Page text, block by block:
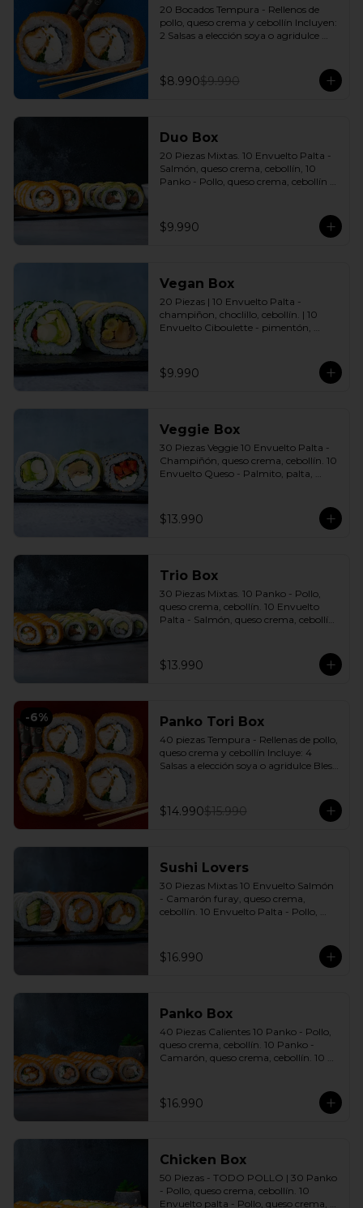
20 Bocados Tempura - Rellenos de
pollo, queso crema y cebollín Incluyen:
2 Salsas a elección soya o agridulce
$8.990$9.990
Duo Box
20 Piezas Mixtas. 10 Envuelto Palta -
Salmón, queso crema, cebollín, 10
Panko - Pollo, queso crema, cebollín
$9.990
Vegan Box
20 Piezas | 10 Envuelto Palta -
champiñon, choclillo, cebollín. | 10
Envuelto Ciboulette - pimentón,
palitos
$9.990
Veggie Box
30 Piezas Veggie 10 Envuelto Palta -
Champiñón, queso crema, cebollín. 10
Envuelto Queso - Palmito, palta,
Incluye: 3 Salsas a elección soya o
agridulce Bless + 2 palitos
$13.990
Trio Box
30 Piezas Mixtas. 10 Panko - Pollo,
queso crema, cebollín. 10 Envuelto
Palta - Salmón, queso crema, cebollín.
agridulce Bless + 2 palitos
$13.990
-6% Panko Tori Box
40 piezas Tempura - Rellenas de pollo,
queso crema y cebollín Incluye: 4
Salsas a elección soya o agridulce Bless
$14.990$15.990
Sushi Lovers
30 Piezas Mixtas 10 Envuelto Salmón
- Camarón furay, queso crema,
cebollín. 10 Envuelto Palta - Pollo,
Incluye: 3 Salsas a elección soya o
agridulce Bless + 2 palitos
$16.990
Panko Box
40 Piezas Calientes 10 Panko - Pollo,
queso crema, cebollín. 10 Panko -
Camarón, queso crema, cebollín. 10
queso crema, cebollín. Incluye: 4 Salsas
a elección soya o agridulce Bless + 2
$16.990
Chicken Box
50 Piezas - TODO POLLO | 30 Panko
- Pollo, queso crema, cebollín. 10
Envuelto palta - Pollo, queso crema,